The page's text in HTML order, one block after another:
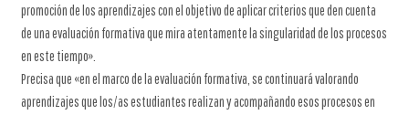
promoción de los aprendizajes con el objetivo de aplicar criterios que den cuenta
de una evaluación formativa que mira atentamente la singularidad de los procesos
en este tiempo».
Precisa que «en el marco de la evaluación formativa, se continuará valorando
aprendizajes que los/as estudiantes realizan y acompañando esos procesos en